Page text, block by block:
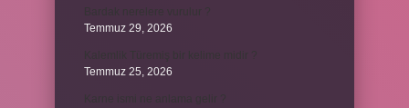
Temmuz 29, 2026
Temmuz 25, 2026